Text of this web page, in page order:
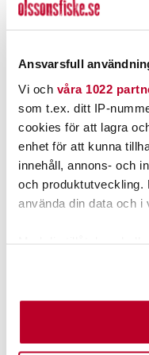
Ansvarsfull
Vi och våra 1022
som t.ex. ditt IP-
cookies för att lagra
enhet för att kunna
innehåll, annons- och
och produktutveckling.
använda din data och i
Identifiera din
specifika
Ta reda på mer om
Fusion® Signature
marina högtalare
6,5"/230w
Nuvarande pris:
3 395,00 kr
Tidigare pris
3 849,00 kr
3 395,00 kr
3 849,00 kr
TILLFÄLLIGT SLUT